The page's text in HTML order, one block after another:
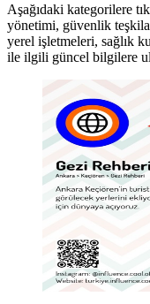
Aşağıdaki kategorilere
yönetimi, güvenlik
yerel işletmeleri, sağlık
ile ilgili güncel bilgilere